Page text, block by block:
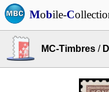
Mobile-C
MC-Timbres /